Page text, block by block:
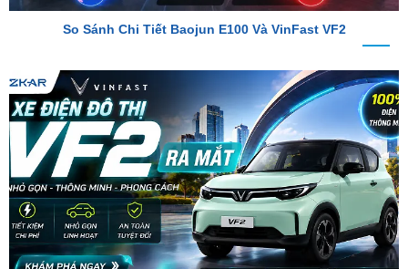
VinFast VF2 Ra Mắt: Xe Điện Đô Thị Giá Chỉ 188 Triệu Đồng